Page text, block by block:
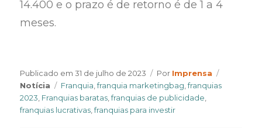
14.400 e o prazo é de retorno é de 1 a 4
meses.
Publicado em31 de julho de 2023 Por Author
Imprensa
Notícia
Tags
Franquia ,franquia marketingbag ,franquias
2023 Franquias baratas ,franquias de publicidade
franquias lucrativas ,franquias para investir